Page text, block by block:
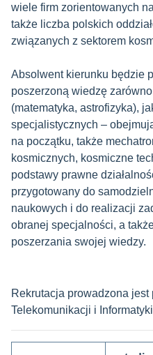
wiele firm zorientowanych
także liczba polskich
związanych z sektorem
Absolwent kierunku będzie
poszerzoną wiedzę
(matematyka, astrofizyka),
specjalistycznych –
na początku, także
kosmicznych, kosmiczne
podstawy prawne
przygotowany do
naukowych i do realizacji
obranej specjalności, a
poszerzania swojej wiedzy.
Rekrutacja prowadzona jest
Telekomunikacji i